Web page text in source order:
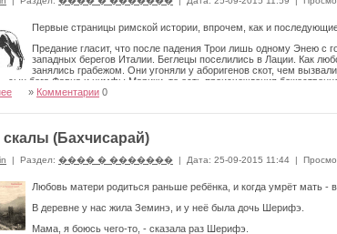
Первые страницы римской истории, впрочем, как и
Предание гласит, что после падения Трои лишь одному Энею с
западных берегов Италии. Беглецы по­селились в Лации. Как
занялись грабежом. Они угоняли у аборигенов скот, чем
сын бога Фавна и нимфы Марики, то есть про­исхождения
враги примирились, и царь Латин выдал за Энея свою дочь
» Комментарии 0
(Бахчисарай)
| Раздел: ���� � ������� | Дата: 25-09-2015 11:44 |
Любовь матери родиться раньше ребёнка, и когда умрёт мать -
В деревне у нас жила Земинэ, и у неё была дочь Шерифэ.
Мама, я боюсь чего-то, - сказала раз Шерифэ.